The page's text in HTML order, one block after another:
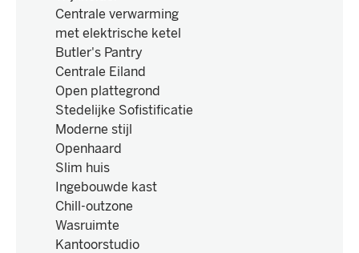
Centrale verwarming
met elektrische ketel
Butler's Pantry
Centrale Eiland
Open plattegrond
Stedelijke Sofistificatie
Moderne stijl
Openhaard
Slim huis
Ingebouwde kast
Chill-outzone
Wasruimte
Kantoorstudio